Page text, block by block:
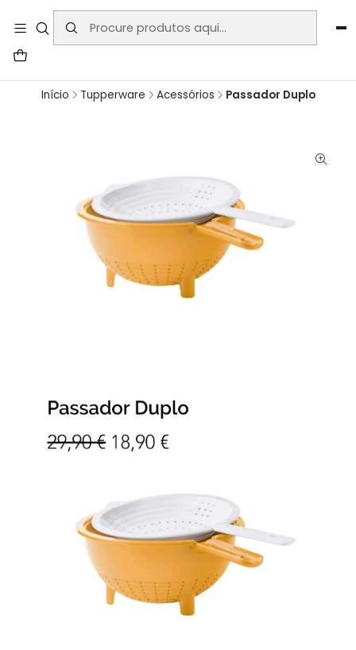
User-agent: * Allow: / Sitemap:
https://www.auraemporium.pt/sitemap.xml
Início Tupperware Acessórios Passador Duplo